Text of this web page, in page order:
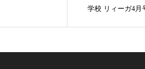
学校 リィーガ4月